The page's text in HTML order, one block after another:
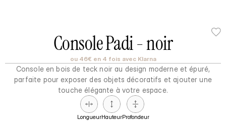
Console Padi - noir
ou 46€ en 4 fois avec Klarna
Console en bois de teck noir au design moderne et épuré,
parfaite pour exposer des objets décoratifs et ajouter une
touche élégante à votre espace.
LongueurHauteurProfondeur